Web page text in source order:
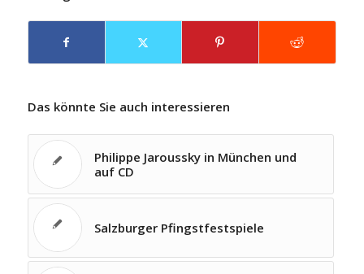
Das könnte Sie auch interessieren
Philippe Jaroussky in München und
auf CD
Salzburger Pfingstfestspiele